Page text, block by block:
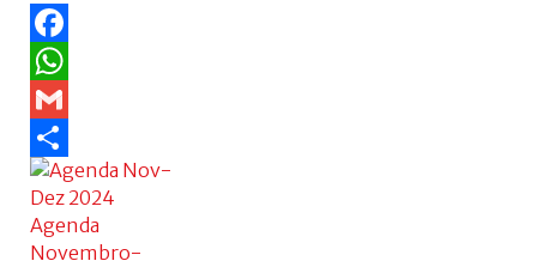
Facebook
WhatsApp
Gmail
Share
Agenda
Novembro-